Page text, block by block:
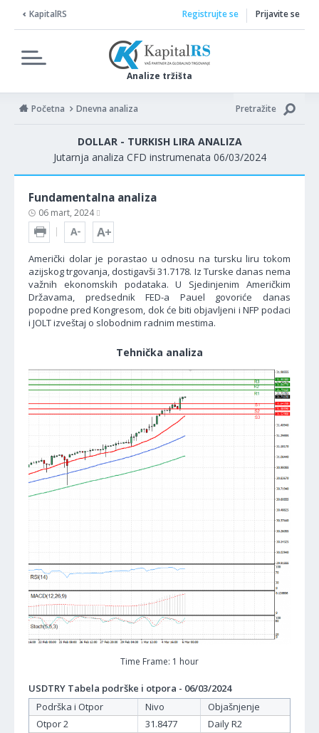
KapitalRS
Analize tržišta
Registrujte se Prijavite se
Početna Dnevna analiza Pretražite
DOLLAR - TURKISH LIRA ANALIZA
Jutarnja analiza CFD instrumenata 06/03/2024
Fundamentalna analiza
06 mart, 2024
Američki dolar je porastao u odnosu na tursku liru tokom
azijskog trgovanja, dostigavši 31.7178. Iz Turske danas nema
važnih ekonomskih podataka. U Sjedinjenim Američkim
Državama, predsednik FED-a Pauel govoriće danas
popodne pred Kongresom, dok će biti objavljeni i NFP podaci
i JOLT izveštaj o slobodnim radnim mestima.
Tehnička analiza
Time Frame: 1 hour
USDTRY Tabela podrške i otpora - 06/03/2024
Podrška i Otpor
Nivo
Objašnjenje
Otpor 2
31.8477
Daily R2